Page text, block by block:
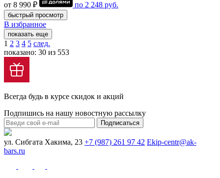
от 8 990 ₽
по 2 248 руб.
быстрый просмотр
В избранное
показать еще
1 2 3 4 5 след.
показано: 30 из 553
Всегда будь в курсе скидок и акций
Подпишись на нашу новостную рассылку
Подписаться
ул. Сибгата Хакима, 23 +7 (987) 261 97 42 Ekip-centr@ak-
bars.ru